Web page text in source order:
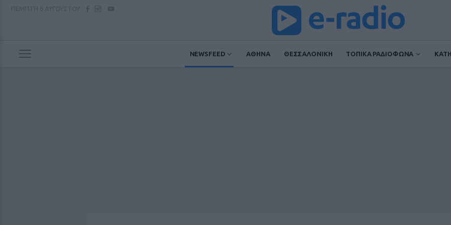
NEWSFEED ΑΘΗΝΑ ΘΕΣΣΑΛΟΝΙΚΗ ΤΟΠΙΚΑ ΡΑΔΙΟΦΩΝΑ